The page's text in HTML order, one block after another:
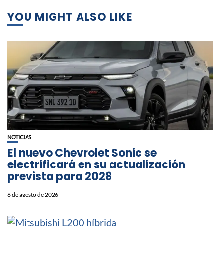
YOU MIGHT ALSO LIKE
NOTICIAS
El nuevo Chevrolet Sonic se
electrificará en su actualización
prevista para 2028
6 de agosto de 2026